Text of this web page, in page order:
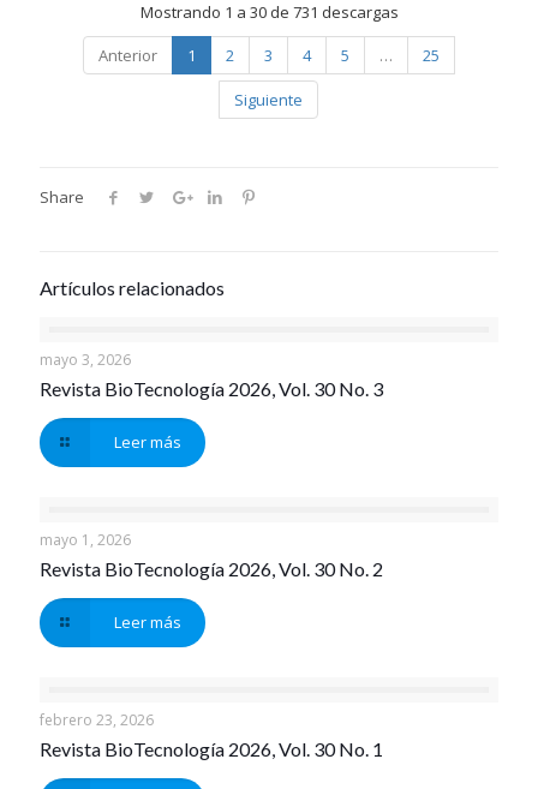
Mostrando 1 a 30 de 731 descargas
Anterior
1 2 3 4 5 … 25
Siguiente
Share
Artículos relacionados
mayo 3, 2026
Revista BioTecnología 2026, Vol. 30 No. 3
Leer más
mayo 1, 2026
Revista BioTecnología 2026, Vol. 30 No. 2
Leer más
febrero 23, 2026
Revista BioTecnología 2026, Vol. 30 No. 1